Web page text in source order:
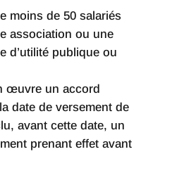
moins de 50 salariés
association ou une
d’utilité publique ou
œuvre un accord
date de versement de
avant cette date, un
prenant effet avant